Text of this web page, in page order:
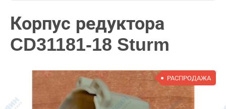
Корпус редуктора
CD31181-18 Sturm
РАСПРОДАЖА